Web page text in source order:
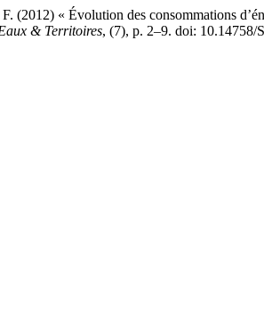
(2012) « Évolution des consommations
& Territoires, (7), p. 2–9. doi: